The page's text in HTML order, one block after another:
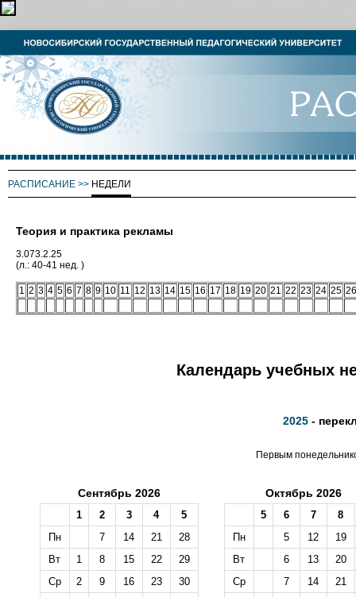
РАСПИСАНИЕ >> НЕДЕЛИ
Теория и практика рекламы
3.073.2.25
(л.: 40-41 нед. )
1 2 3 4 5 6 7 8 9 10 11 12 13 14 15 16 17 18 19 20 21 22 23 24 25 26
Календарь учебных
2025 -
Первым
Сентябрь 2026
1 2 3 4
5
Пн
7 14 21
28
Вт
1 8 15 22
29
Ср
2 9 16 23
30
Октябрь 2026
5 6 7
8
Пн
5 12
19
Вт
6 13
20
Ср
7 14
21